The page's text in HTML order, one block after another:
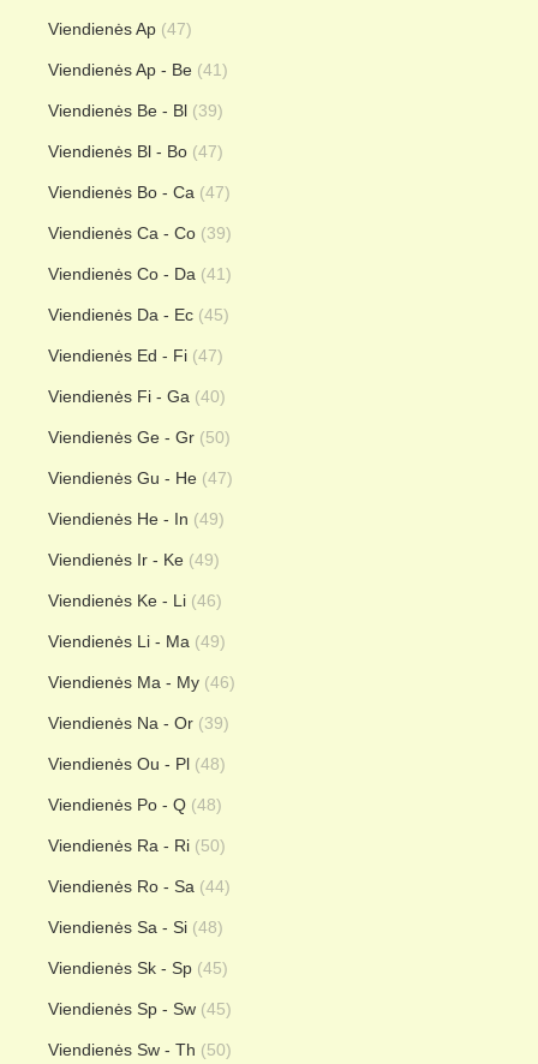
Viendienės Ap (47)
Viendienės Ap - Be (41)
Viendienės Be - Bl (39)
Viendienės Bl - Bo (47)
Viendienės Bo - Ca (47)
Viendienės Ca - Co (39)
Viendienės Co - Da (41)
Viendienės Da - Ec (45)
Viendienės Ed - Fi (47)
Viendienės Fi - Ga (40)
Viendienės Ge - Gr (50)
Viendienės Gu - He (47)
Viendienės He - In (49)
Viendienės Ir - Ke (49)
Viendienės Ke - Li (46)
Viendienės Li - Ma (49)
Viendienės Ma - My (46)
Viendienės Na - Or (39)
Viendienės Ou - Pl (48)
Viendienės Po - Q (48)
Viendienės Ra - Ri (50)
Viendienės Ro - Sa (44)
Viendienės Sa - Si (48)
Viendienės Sk - Sp (45)
Viendienės Sp - Sw (45)
Viendienės Sw - Th (50)